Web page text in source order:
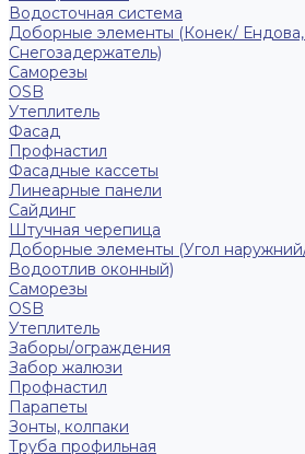
Водосточная система
Доборные элементы (Конек/ Ендова,
Снегозадержатель)
Саморезы
ОSB
Утеплитель
Фасад
Профнастил
Фасадные кассеты
Линеарные панели
Сайдинг
Штучная черепица
Доборные элементы (Угол
Водоотлив оконный)
Саморезы
OSB
Утеплитель
Заборы/ограждения
Забор жалюзи
Профнастил
Парапеты
Зонты, колпаки
Труба профильная